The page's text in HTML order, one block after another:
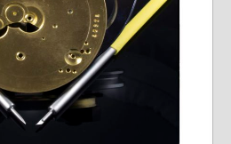
manufacture